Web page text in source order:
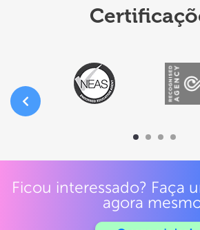
Ficou interessado? Faça
agora